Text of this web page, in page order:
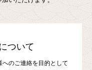
ついて
のご連絡を目的として